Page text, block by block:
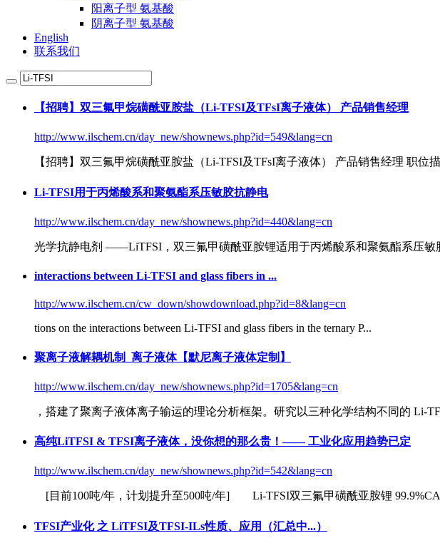
阳离子型 氨基酸
阴离子型 氨基酸
English
联系我们
【招聘】双三氟甲烷磺酰亚胺盐（Li-TFSI及TFsI离子液体） 产品销售经理
http://www.ilschem.cn/day_new/shownews.php?id=549&lang=cn
【招聘】双三氟甲烷磺酰亚胺盐（Li-TFSI及TFsI离子液体） 产品销售经理 职位
Li-TFSI用于丙烯酸系和聚氨酯系压敏胶抗静电
http://www.ilschem.cn/day_new/shownews.php?id=440&lang=cn
光学抗静电剂 ——LiTFSI，双三氟甲磺酰亚胺锂适用于丙烯酸系和聚氨酯系压
interactions between Li-TFSI and glass fibers in ...
http://www.ilschem.cn/cw_down/showdownload.php?id=8&lang=cn
tions on the interactions between Li-TFSI and glass fibers in the ternary P...
聚离子液解耦机制_离子液体【默尼离子液体定制】
http://www.ilschem.cn/day_new/shownews.php?id=1705&lang=cn
，搭建了聚离子液体离子输运的理论分析框架。研究以三种化学结构不同的 Li-
高纯LiTFSI & TFSI离子液体，没你想的那么贵！—— 工业化应用趋势已定
http://www.ilschem.cn/day_new/shownews.php?id=542&lang=cn
[目前100吨/年，计划提升至500吨/年] Li-TFSI双三氟甲磺酰亚胺锂
TFSI产业化 之 LiTFSI及TFSI-ILs性质、应用（汇总中...）